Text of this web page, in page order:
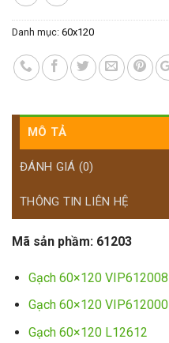
Danh mục: 60x120
MÔ TẢ
ĐÁNH GIÁ (0)
THÔNG TIN LIÊN HỆ
Mã sản phầm: 61203
Gạch 60×120 VIP612008
Gạch 60×120 VIP612000
Gạch 60×120 L12612